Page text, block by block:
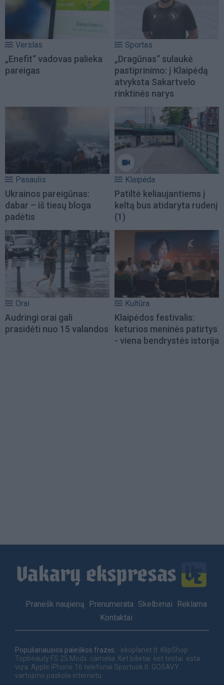
Verslas
„Enefit“ vadovas palieka
pareigas
Sportas
„Dragūnas“ sulaukė
pastiprinimo: į Klaipėdą
atvyksta Sakartvelo
rinktinės narys
Pasaulis
Ukrainos pareigūnas:
dabar – iš tiesų bloga
padėtis
Klaipėda
Patiltė keliaujantiems į
keltą bus atidaryta rudenį
(1)
Orai
Audringi orai gali
prasidėti nuo 15 valandos
Kultūra
Klaipėdos festivalis:
keturios meninės patirtys
- viena bendrystės istorija
Footer
Pranešk naujieną Prenumerata Skelbimai
Reklama
Kontaktai
Populiariausios paieškos frazės: ekoplanet.lt KlipShop
Topbeauty FS 25 Mods camelia Ket bilietai ket testai esta
viza Apple iPhone 16 telefonai Sportuok.lt GOSAVY
vartojimo paskola internetu